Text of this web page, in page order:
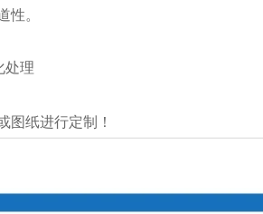
性。
处理
图纸进行定制！